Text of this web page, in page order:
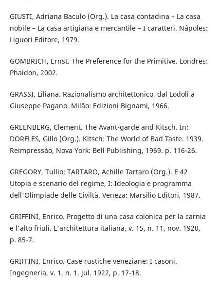
GIUSTI, Adriana Baculo (Org.). La casa contadina – La casa
nobile – La casa artigiana e mercantile – I caratteri. Nápoles:
Liguori Editore, 1979.
GOMBRICH, Ernst. The Preference for the Primitive. Londres:
Phaidon, 2002.
GRASSI, Liliana. Razionalismo architettonico, dal Lodoli a
Giuseppe Pagano. Milão: Edizioni Bignami, 1966.
GREENBERG, Clement. The Avant-garde and Kitsch. In:
DORFLES, Gillo (Org.). Kitsch: The World of Bad Taste. 1939.
Reimpressão, Nova York: Bell Publishing, 1969. p. 116-26.
GREGORY, Tullio; TARTARO, Achille Tartaro (Org.). E 42
Utopia e scenario del regime, I: Ideologia e programma
dell'Olimpiade delle Civiltà. Veneza: Marsilio Editori, 1987.
GRIFFINI, Enrico. Progetto di una casa colonica per la carnia
e l'alto friuli. L'architettura italiana, v. 15, n. 11, nov. 1920,
p. 85-7.
GRIFFINI, Enrico. Case rustiche veneziane: I casoni.
Ingegneria, v. 1, n. 1, jul. 1922, p. 17-18.